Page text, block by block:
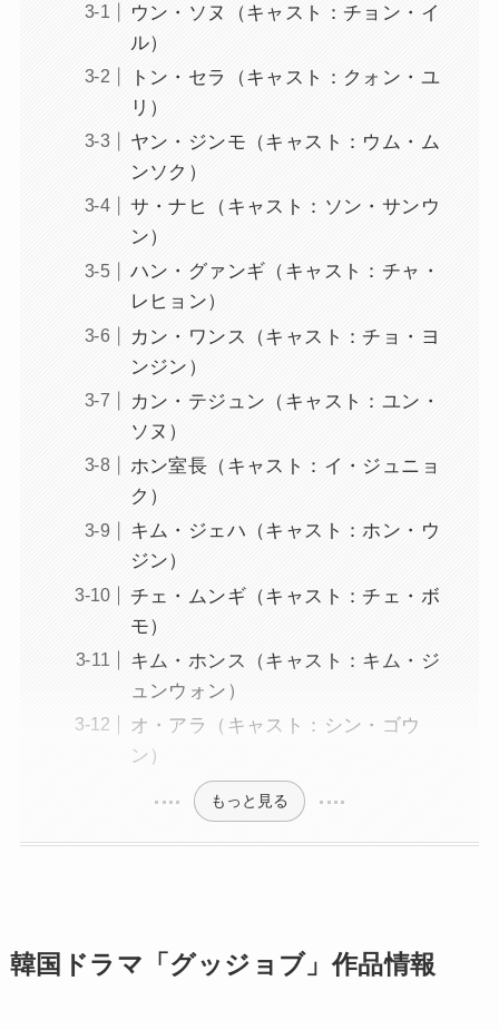
ウン・ソヌ（キャスト：チョン・イ
ル）
トン・セラ（キャスト：クォン・ユ
リ）
ヤン・ジンモ（キャスト：ウム・ム
ンソク）
サ・ナヒ（キャスト：ソン・サンウ
ン）
ハン・グァンギ（キャスト：チャ・
レヒョン）
カン・ワンス（キャスト：チョ・ヨ
ンジン）
カン・テジュン（キャスト：ユン・
ソヌ）
ホン室長（キャスト：イ・ジュニョ
ク）
キム・ジェハ（キャスト：ホン・ウ
ジン）
チェ・ムンギ（キャスト：チェ・ボ
モ）
キム・ホンス（キャスト：キム・ジ
ュンウォン）
オ・アラ（キャスト：シン・ゴウ
ン）
もっと見る
韓国ドラマ「グッジョブ」作品情報